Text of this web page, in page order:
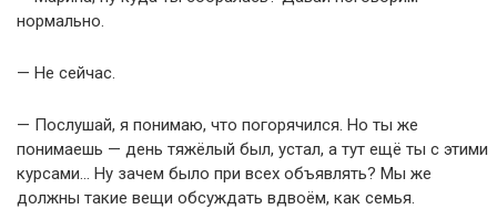
нормально.
— Не сейчас.
— Послушай, я понимаю, что погорячился. Но ты же
понимаешь — день тяжёлый был, устал, а тут ещё ты с этими
курсами… Ну зачем было при всех объявлять? Мы же
должны такие вещи обсуждать вдвоём, как семья.